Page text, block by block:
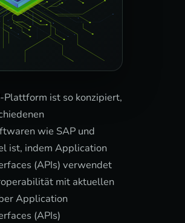
ist so konzipiert,
wie SAP und
ist, indem Application
(APIs) verwendet
mit aktuellen
Application
(APIs)